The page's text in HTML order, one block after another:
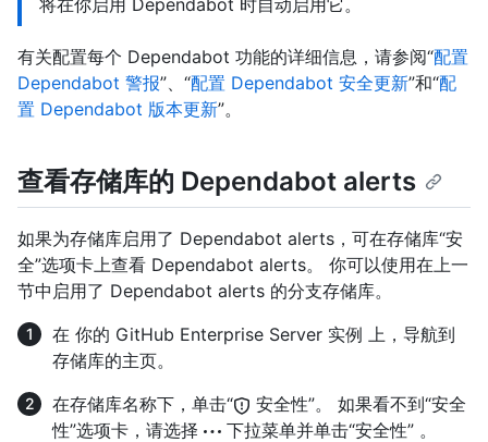
将在你启用 Dependabot 时自动启用它。
有关配置每个 Dependabot 功能的详细信息，请参阅“配置
Dependabot 警报”、“配置 Dependabot 安全更新”和“配
置 Dependabot 版本更新”。
查看存储库的 Dependabot alerts
如果为存储库启用了 Dependabot alerts，可在存储库“安
全”选项卡上查看 Dependabot alerts。 你可以使用在上一
节中启用了 Dependabot alerts 的分支存储库。
在 你的 GitHub Enterprise Server 实例 上，导航到
存储库的主页。
在存储库名称下，单击“
安全性”。 如果看不到“安全
性”选项卡，请选择
下拉菜单并单击“安全性” 。